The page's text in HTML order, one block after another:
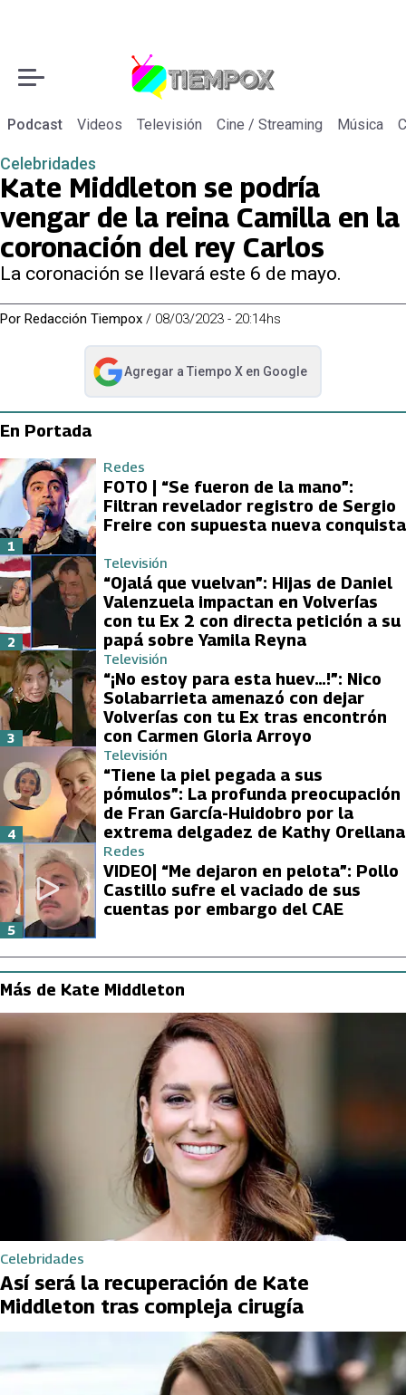
Podcast Videos Televisión Cine / Streaming Música
Celebridades
Kate Middleton se podría
vengar de la reina Camilla en la
coronación del rey Carlos
La coronación se llevará este 6 de mayo.
Por Redacción Tiempox / 08/03/2023 - 20:14hs
Agregar a Tiempo Xen Google
abre en nueva pestaña
En Portada
Redes
FOTO | “Se fueron de la mano”:
Filtran revelador registro de Sergio
Freire con supuesta nueva conquista
1
Televisión
“Ojalá que vuelvan”: Hijas de Daniel
Valenzuela impactan en Volverías
con tu Ex 2 con directa petición a su
papá sobre Yamila Reyna
2
Televisión
“¡No estoy para esta huev…!”: Nico
Solabarrieta amenazó con dejar
Volverías con tu Ex tras encontrón
con Carmen Gloria Arroyo
3
Televisión
“Tiene la piel pegada a sus
pómulos”: La profunda preocupación
de Fran García-Huidobro por la
extrema delgadez de Kathy Orellana
4
Redes
VIDEO| “Me dejaron en pelota”: Pollo
Castillo sufre el vaciado de sus
cuentas por embargo del CAE
5
Más de Kate Middleton
Celebridades
Así será la recuperación de Kate
Middleton tras compleja cirugía